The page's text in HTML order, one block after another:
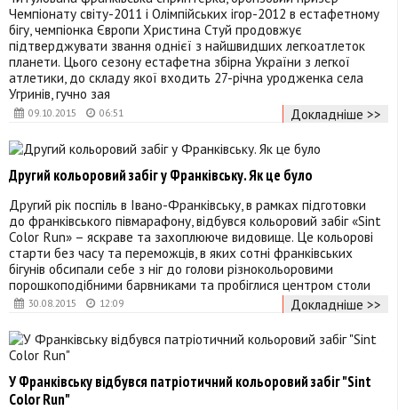
09.10.2015 06:51
Чемпіонату світу-2011 і Олімпійських ігор-2012 в естафетному
бігу, чемпіонка Європи Христина Стуй продовжує
підтверджувати звання однієї з найшвидших легкоатлеток
планети. Цього сезону естафетна збірна України з легкої
атлетики, до складу якої входить 27-річна уродженка села
Угринів, гучно зая
Докладніше >>
30.08.2015 12:09
Другий кольоровий забіг у Франківську. Як це було
Другий рік поспіль в Івано-Франківську, в рамках підготовки
до франківського півмарафону, відбувся кольоровий забіг «Sint
Color Run» – яскраве та захоплююче видовище. Це кольорові
старти без часу та переможців, в яких сотні франківських
бігунів обсипали себе з ніг до голови різнокольоровими
порошкоподібними барвниками та пробіглися центром столи
Докладніше >>
У Франківську відбувся патріотичний кольоровий забіг "Sint
Color Run"